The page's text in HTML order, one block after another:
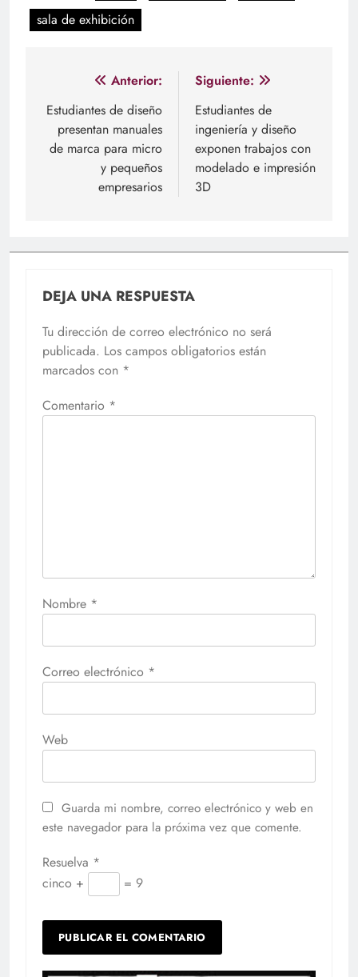
sala de exhibición
Navegación
de
entradas
Anterior:
Estudiantes de diseño
presentan manuales
de marca para micro
y pequeños
empresarios
Siguiente:
Estudiantes de
ingeniería y diseño
exponen trabajos con
modelado e impresión
3D
DEJA UNA RESPUESTA
Tu dirección de correo electrónico no será
publicada. Los campos obligatorios están
marcados con *
Comentario *
Nombre *
Correo electrónico *
Web
Guarda mi nombre, correo electrónico y web en
este navegador para la próxima vez que comente.
Resuelva *
cinco +
= 9